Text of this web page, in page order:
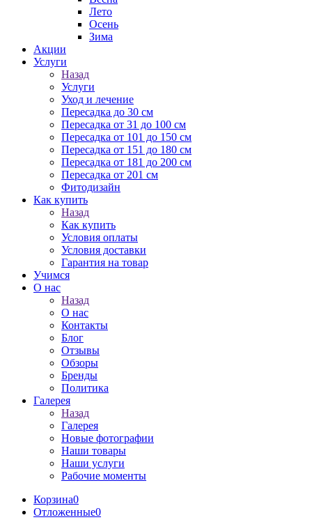
Лето
Осень
Зима
Акции
Услуги
Назад
Услуги
Уход и лечение
Пересадка до 30 см
Пересадка от 31 до 100 см
Пересадка от 101 до 150 см
Пересадка от 151 до 180 см
Пересадка от 181 до 200 см
Пересадка от 201 см
Фитодизайн
Как купить
Назад
Как купить
Условия оплаты
Условия доставки
Гарантия на товар
Учимся
О нас
Назад
О нас
Контакты
Блог
Отзывы
Обзоры
Бренды
Политика
Галерея
Назад
Галерея
Новые фотографии
Наши товары
Наши услуги
Рабочие моменты
Корзина0
Отложенные0